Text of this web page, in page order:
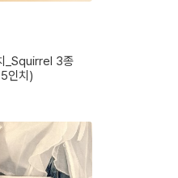
_Squirrel 3종
인치)